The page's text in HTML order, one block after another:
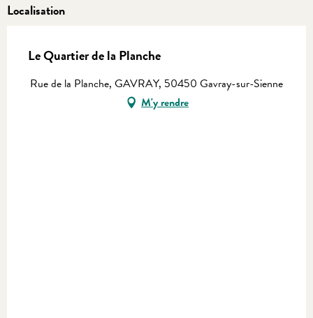
Localisation
Le Quartier de la Planche
Rue de la Planche, GAVRAY, 50450 Gavray-sur-Sienne
M'y rendre